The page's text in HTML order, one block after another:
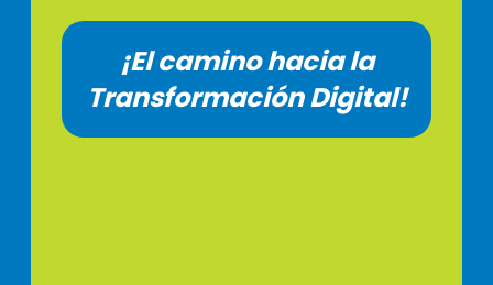
¡El camino hacia la
Transformación Digital!